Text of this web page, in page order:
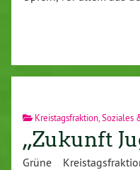
Kreistagsfraktion Soziales
„Zukunft
Grüne